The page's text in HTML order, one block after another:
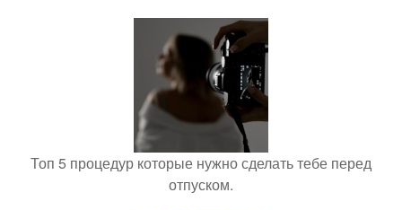
Топ 5 процедур которые нужно сделать тебе перед
отпуском.